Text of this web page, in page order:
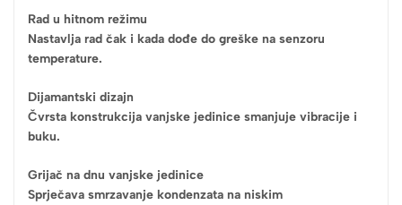
Rad u hitnom režimu
Nastavlja rad čak i kada dođe do greške na senzoru
temperature.
Dijamantski dizajn
Čvrsta konstrukcija vanjske jedinice smanjuje vibracije i
buku.
Grijač na dnu vanjske jedinice
Sprječava smrzavanje kondenzata na niskim